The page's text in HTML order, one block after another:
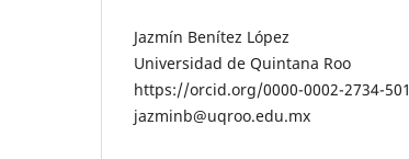
Jazmín Benítez López
Universidad de Quintana Roo
https://orcid.org/0000-0002-2734-
jazminb@uqroo.edu.mx